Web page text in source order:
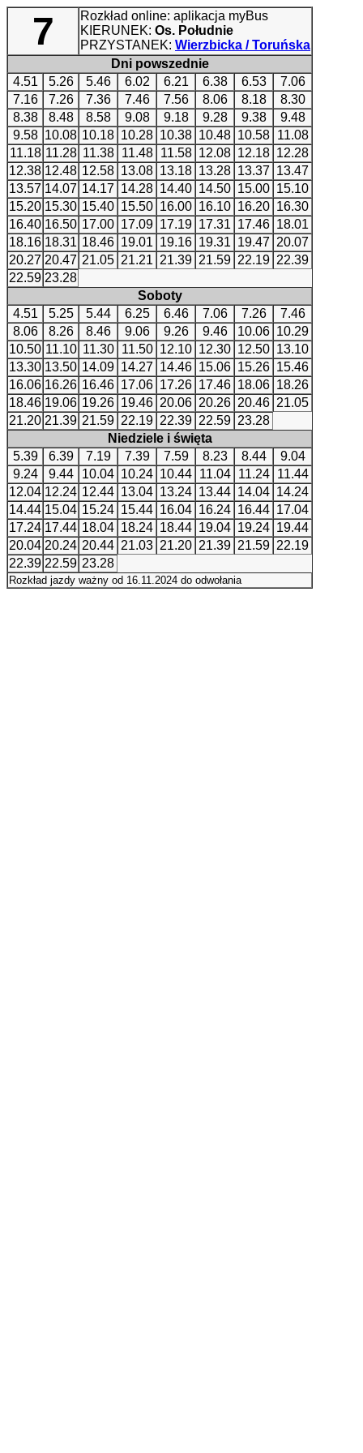
7
Rozkład online: aplikacja myBus
KIERUNEK: Os. Południe
PRZYSTANEK: Wierzbicka / Toruńska
Dni powszednie
4.51
5.26 5.46 6.02 6.21 6.38 6.53
7.06
7.16
7.26 7.36 7.46 7.56 8.06 8.18
8.30
8.38
8.48 8.58 9.08 9.18 9.28 9.38
9.48
9.58 10.08 10.18 10.28 10.38 10.48 10.58 11.08
11.18 11.28 11.38 11.48 11.58 12.08 12.18 12.28
12.38 12.48 12.58 13.08 13.18 13.28 13.37 13.47
13.57 14.07 14.17 14.28 14.40 14.50 15.00 15.10
15.20 15.30 15.40 15.50 16.00 16.10 16.20 16.30
16.40 16.50 17.00 17.09 17.19 17.31 17.46 18.01
18.16 18.31 18.46 19.01 19.16 19.31 19.47 20.07
20.27 20.47 21.05 21.21 21.39 21.59 22.19 22.39
22.59 23.28
Soboty
4.51
5.25 5.44 6.25 6.46 7.06 7.26
7.46
8.06
8.26 8.46 9.06 9.26 9.46 10.06 10.29
10.50 11.10 11.30 11.50 12.10 12.30 12.50 13.10
13.30 13.50 14.09 14.27 14.46 15.06 15.26 15.46
16.06 16.26 16.46 17.06 17.26 17.46 18.06 18.26
18.46 19.06 19.26 19.46 20.06 20.26 20.46 21.05
21.20 21.39 21.59 22.19 22.39 22.59 23.28
Niedziele i święta
5.39
6.39 7.19 7.39 7.59 8.23 8.44
9.04
9.24
9.44 10.04 10.24 10.44 11.04 11.24
11.44
12.04 12.24 12.44 13.04 13.24 13.44 14.04 14.24
14.44 15.04 15.24 15.44 16.04 16.24 16.44 17.04
17.24 17.44 18.04 18.24 18.44 19.04 19.24 19.44
20.04 20.24 20.44 21.03 21.20 21.39 21.59 22.19
22.39 22.59 23.28
Rozkład jazdy ważny od 16.11.2024 do odwołania